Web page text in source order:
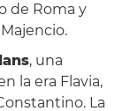
de Roma y
, una
la era Flavia,
La